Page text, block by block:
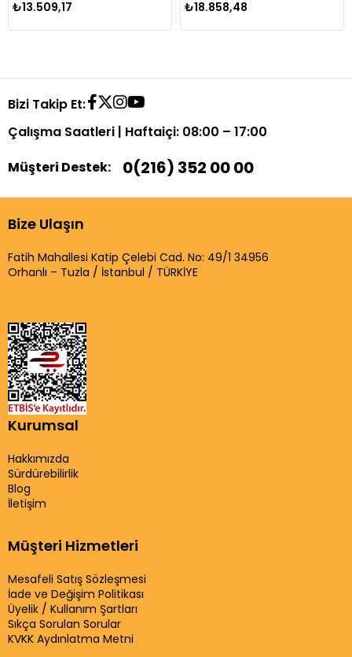
₺13.509,17 ₺18.858,48
Bizi Takip Et:
Çalışma Saatleri | Haftaiçi: 08:00 – 17:00
Müşteri Destek:
0(216) 352 00 00
Bize Ulaşın
Fatih Mahallesi Katip Çelebi Cad. No: 49/1 34956
Orhanlı – Tuzla / İstanbul / TÜRKİYE
Kurumsal
Hakkımızda
Sürdürebilirlik
Blog
İletişim
Müşteri Hizmetleri
Mesafeli Satış Sözleşmesi
İade ve Değişim Politikası
Üyelik / Kullanım Şartları
Sıkça Sorulan Sorular
KVKK Aydınlatma Metni